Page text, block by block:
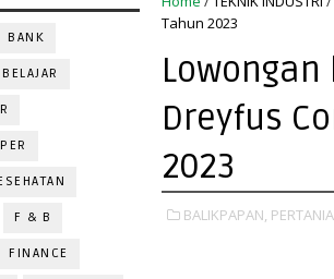
BANK
F & B
FINANCE
Tahun 2023
Dreyfus
2023
BALIKPAPAN,